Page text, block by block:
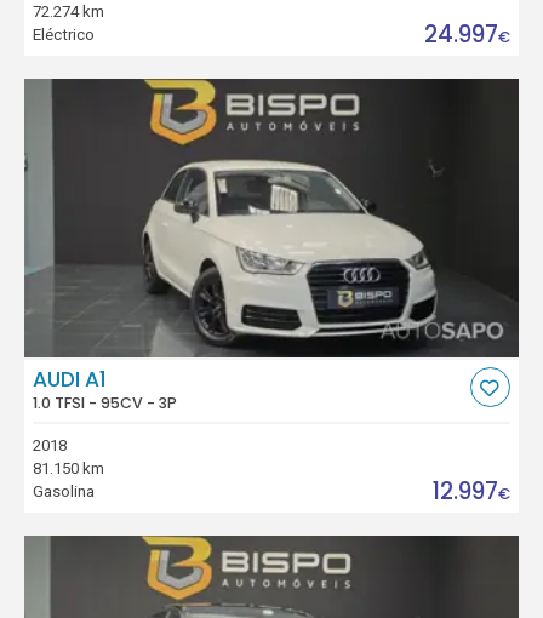
72.274 km
Eléctrico
24.997€
AUDI A1
1.0 TFSI - 95CV - 3P
2018
81.150 km
Gasolina
12.997€